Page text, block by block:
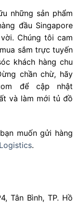
những sản phẩm
đầu Singapore
Chúng tôi cam
sắm trực tuyến
khách hàng chu
chần chừ, hãy
để cập nhật
và làm mới tủ đồ
muốn gửi hàng
.
Tân Bình, TP. Hồ